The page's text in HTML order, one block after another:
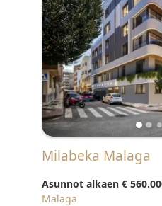
Milabeka Malaga
Asunnot alkaen €
Malaga